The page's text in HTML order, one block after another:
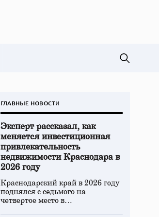
ГЛАВНЫЕ НОВОСТИ
Эксперт рассказал, как
меняется инвестиционная
привлекательность
недвижимости Краснодара в
2026 году
Краснодарский край в 2026 году
поднялся с седьмого на
четвертое место в…